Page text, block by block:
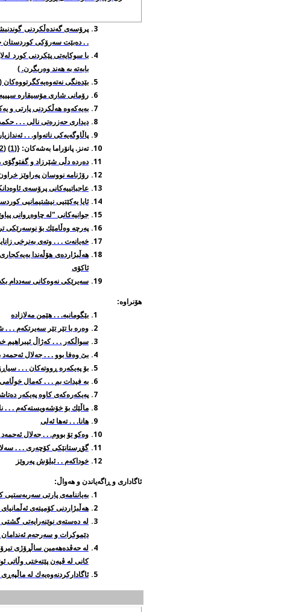
. . ده‌بێت سه‌رۆكی كوردستان
با سوکایه‌تی پێکردنی کورد
بابه‌ته‌ به‌ هه‌ند وه‌ربگرن. )
بێده‌نگی نه‌ته‌وه‌یه‌كگرتووه‌كان (
رۆمانی شاری مۆسیقاره‌
به‌یه‌که‌وه‌ هه‌ڵکردنی پارتی و
دیداری حه‌زره‌تی نالی . . .
پاڵاوگه‌یه‌كی ناته‌واو. . .
ته‌نز . پانۆراما به‌شه‌کان: {(1
) (
2
ده‌رده‌ دڵی شێرزاد و
رۆژنامه‌ نووسان په‌راوێز
عاجباتییه‌كانی پرۆسه‌ی
ئایا یه‌کێتیی نیشتیمانیی
جوانیه‌كانی "له‌ چاوه‌ڕوانی
په‌رچه‌ وه‌ڵامێك بۆ نوسه‌رێكی
خه‌یانه‌ت . . . وته‌ی به‌نرخی
هه‌ڵبژارده‌ی هۆڵه‌ندا
ئاکۆی
سه‌یرێکی نه‌وه‌کانی سه‌ددام
هۆنراوه‌:
بێگومانبه‌. . . هێمن مه‌لازاده‌
وه‌ره‌ با تێر تێر سه‌یرتکه‌م . . .
سواڵکه‌ر . . . که‌ژاڵ ئیبراهیم
بێ وه‌فا بوو . . . جه‌لال
بۆ په‌یکه‌ره ڕووته‌کان . . .
بە فیدات بم . . . کەمال خوڵامی
په‌یكه‌ره‌كه‌ی كاوه‌ په‌یكه‌ر
ماڵێك بۆ خۆشه‌ویسته‌كه‌م . . .
هانا. . . ته‌ها ئه‌لی
وه‌كو تۆ بووم. . . جه‌لال
گۆڕستانێکی کۆچه‌ری . . .
خوداکه‌م . . ئبلۆش په‌روێز
ئاگاداری و ڕاگه‌یاندن و هه‌واڵ:
به‌یاننامه‌ی پارتی سه‌ربه‌ستیی کوردستان به‌ بۆنه‌ی 19
هه‌ڵبژاردنی كۆميته‌ی
له‌ ده‌سته‌ی نوێنه‌رایه‌تی گشتی
دێموکرات و سه‌رجه‌م
له‌ حه‌ڤده‌هه‌مین ساڵڕۆژی
کانی له‌ ڤیه‌ن پێته‌ختی وڵاتی
ئاگادارکردنه‌وه‌یه‌ك له‌ ماڵپه‌ڕی